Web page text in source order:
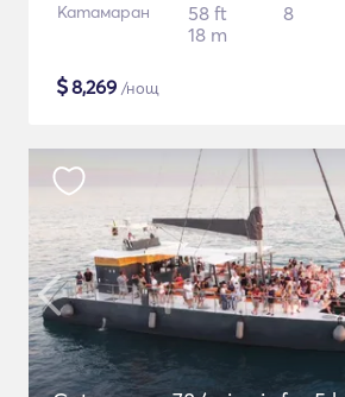
Катамаран
58 ft
18 m
8
$8,269 /нощ